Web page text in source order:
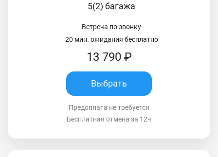
5(2) багажа
Встреча по звонку
20 мин. ожидания бесплатно
13 790 ₽
Выбрать
Предоплата не требуется
Бесплатная отмена за 12ч